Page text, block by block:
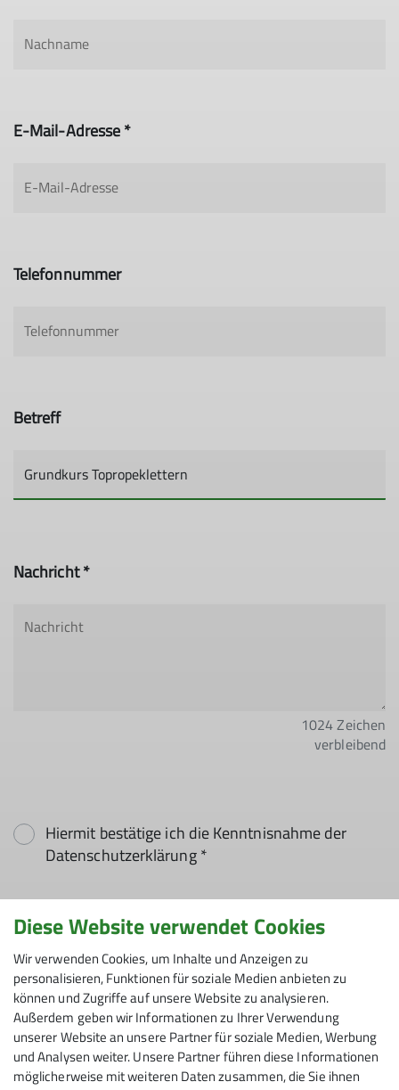
E-Mail-Adresse *
Telefonnummer
Betreff
Nachricht *
1024Zeichen
verbleibend
Hiermit bestätige ich die Kenntnisnahme der
Datenschutzerklärung *
Hiermit erkläre ich mich einverstanden, dass
meine in das Kontaktformular eingegebenen
Daten elektronisch gesichert und zum Zweck der
Kontaktaufnahme verarbeitet und genutzt
werden. Mir ist bekannt, dass ich meine
Einwilligung jederzeit wiederrufen kann. *
Mit (*) markierte Felder
Diese Website verwendet Cookies
Wir verwenden Cookies, um Inhalte und Anzeigen zu
personalisieren, Funktionen für soziale Medien anbieten zu
können und Zugriffe auf unsere Website zu analysieren.
Außerdem geben wir Informationen zu Ihrer Verwendung
unserer Website an unsere Partner für soziale Medien, Werbung
und Analysen weiter. Unsere Partner führen diese Informationen
möglicherweise mit weiteren Daten zusammen, die Sie ihnen